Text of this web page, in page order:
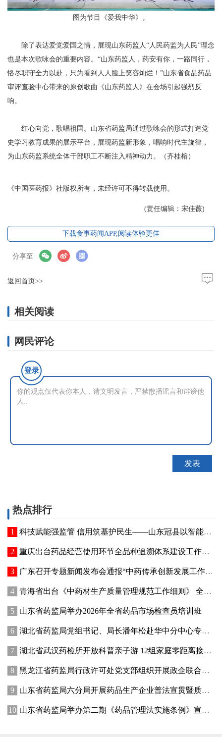
图为节目《爱我中华》。
除了表达爱党爱国之情，展现山东药监人“人民药监为人民”理念
也是本次歌咏会的重要内容。“山东药监人，药安有你，一路同行，
恪尽职守全力以赴，只为看到人人脸上笑容灿烂！”山东省食品药品
审评查验中心带来的原创歌曲《山东药监人》在会场引起强烈反
响。
红心向党，歌唱祖国。山东省药监局通过歌咏会的形式打造党
史学习教育成果的展示平台，展现药监新形象，唱响时代主旋律，
为山东药监系统全体干部职工不断注入精神动力。（齐桂榕）
《中国医药报》社版权所有，未经许可不得转载使用。
(责任编辑：宋佳薇)
下载食事药闻APP,阅读体验更佳
分享至
返回首页>>
相关阅读
网民评论
登录
热点排行
科技赋能强监管 信用筑基护民生——山东冠县以智能管控提质“两定机构”医保服务能力
重庆出台药品经营使用环节全品种追溯体系建设工作方案
广东召开专题新闻发布会通报“中药传承创新发展工作成效”
青海省出台《中药材生产质量管理规范工作细则》 全面强化中药材质量源头管控
山东省药监局举办2026年全省药品市场检查员培训班
湖北省药监局党组书记、局长潘年松赴华中分中心专题调研全面从严治党工作 强调以高质量党建引领药监事业行稳致远
湖北省武汉药检所开放科普亲子游 12组家庭零距离接触药品检验
黑龙江省药监局行政许可处党支部组织开展政企联合主题党日活动
山东省药监局六分局开展药品生产企业普法宣贯暨质量管理提升座谈交流活动
山东省药监局举办第二期《药品管理法实施条例》宣贯培训班